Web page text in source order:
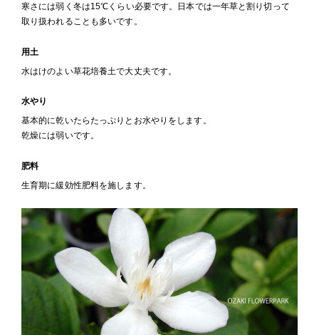
寒さには弱く冬は15℃くらい必要です。日本では一年草と割り切って
取り扱われることも多いです。
用土
水はけのよい草花培養土で大丈夫です。
水やり
基本的に乾いたらたっぷりとお水やりをします。
乾燥には弱いです。
肥料
生育期に緩効性肥料を施します。